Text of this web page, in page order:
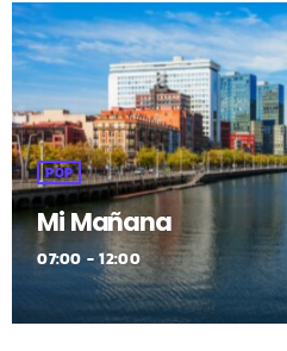
POP
Mi Mañana
07:00 - 12:00